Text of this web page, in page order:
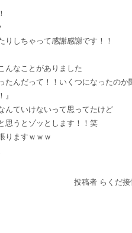
りしちゃって感謝感謝です！！
んなことがありました
たんだって！！いくつになったのか
んていけないって思ってたけど
思うとゾッとします！！笑
りますｗｗｗ
投稿者 らくだ接